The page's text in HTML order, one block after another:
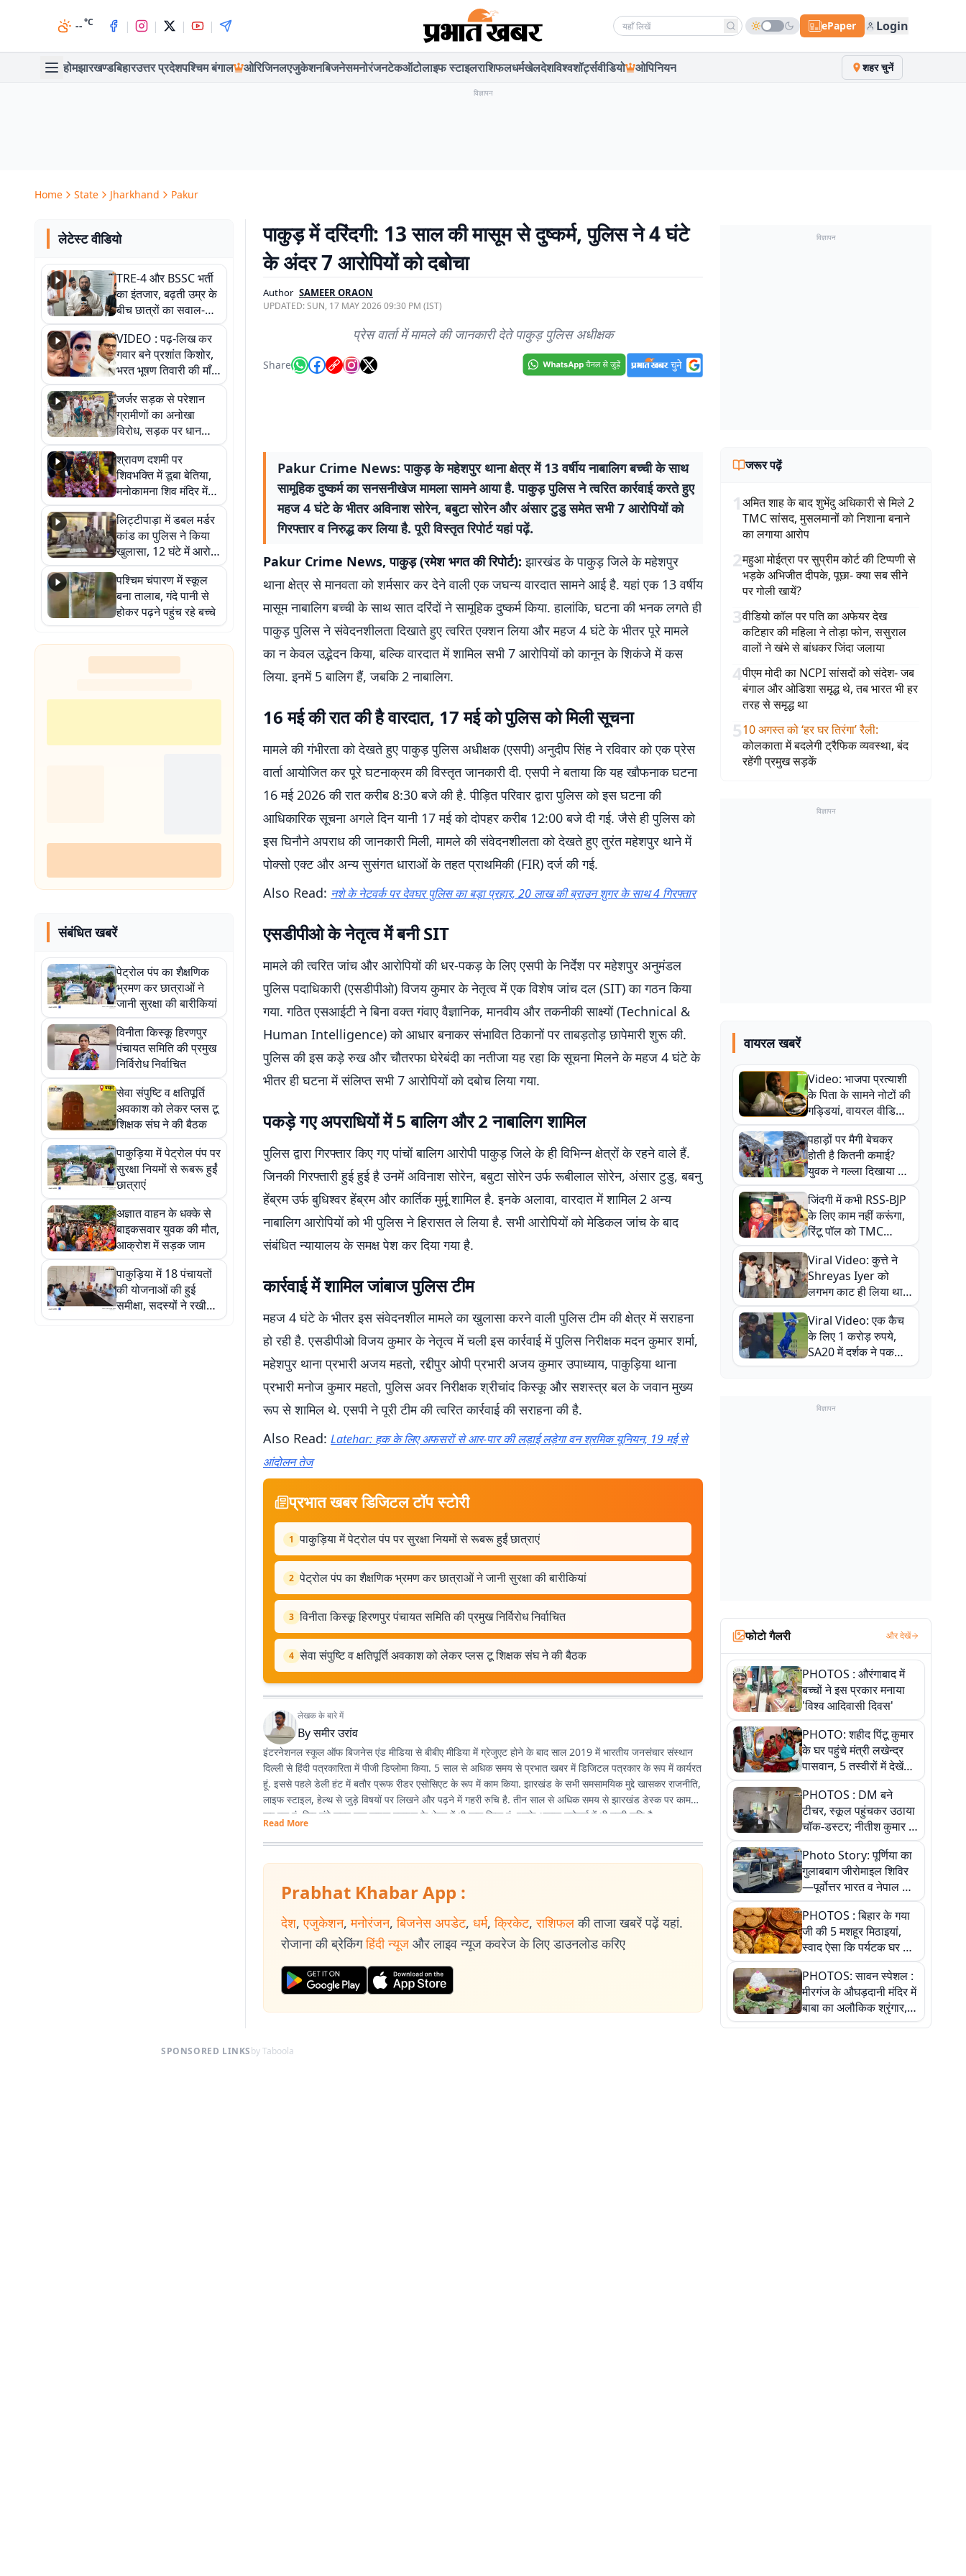
--°C | | | | Search news ePaper Login
होमझारखण्डबिहारउत्तर प्रदेशपश्चिम बंगाल ओरिजिनलएजुकेशनबिजनेसमनोरंजनटेकऑटोलाइफ स्टाइलराशिफलधर्मखेलदेशविश्वशॉर्ट्सवीडियो ओपिनियन शहर चुनें
विज्ञापन
Home State Jharkhand Pakur
लेटेस्ट वीडियो
TRE-4 और BSSC भर्ती
का इंतजार, बढ़ती उम्र के
बीच छात्रों का सवाल-
आखिर कब आएगी बहाली?
देखें वीडियो
VIDEO : पढ़-लिख कर
गवार बने प्रशांत किशोर,
भरत भूषण तिवारी की माँ ने
कहा नहीं थी उम्मीद, बेटा
था तो किसी को बोलने की
नहीं थी हिम्मत
जर्जर सड़क से परेशान
ग्रामीणों का अनोखा
विरोध, सड़क पर धान
रोपकर और खाद डालकर
जताया आक्रोश
श्रावण दशमी पर
शिवभक्ति में डूबा बेतिया,
मनोकामना शिव मंदिर में
हुआ भव्य श्रृंगार
लिट्टीपाड़ा में डबल मर्डर
कांड का पुलिस ने किया
खुलासा, 12 घंटे में आरोपी
गिरफ्तार
पश्चिम चंपारण में स्कूल
बना तालाब, गंदे पानी से
होकर पढ़ने पहुंच रहे बच्चे
संबंधित खबरें
पेट्रोल पंप का शैक्षणिक
भ्रमण कर छात्राओं ने
जानी सुरक्षा की बारीकियां
विनीता किस्कू हिरणपुर
पंचायत समिति की प्रमुख
निर्विरोध निर्वाचित
सेवा संपुष्टि व क्षतिपूर्ति
अवकाश को लेकर प्लस टू
शिक्षक संघ ने की बैठक
पाकुड़िया में पेट्रोल पंप पर
सुरक्षा नियमों से रूबरू हुईं
छात्राएं
अज्ञात वाहन के धक्के से
बाइकसवार युवक की मौत,
आक्रोश में सड़क जाम
पाकुड़िया में 18 पंचायतों
की योजनाओं की हुई
समीक्षा, सदस्यों ने रखी
क्षेत्र की समस्याएं
पाकुड़ में दरिंदगी: 13 साल की मासूम से दुष्कर्म, पुलिस ने 4 घंटे
के अंदर 7 आरोपियों को दबोचा
Author SAMEER ORAON
UPDATED:SUN, 17 MAY 2026 09:30 PM (IST)
प्रेस वार्ता में मामले की जानकारी देते पाकुड़ पुलिस अधीक्षक
Share
Pakur Crime News: पाकुड़ के महेशपुर थाना क्षेत्र में 13 वर्षीय नाबालिग बच्ची के साथ
सामूहिक दुष्कर्म का सनसनीखेज मामला सामने आया है. पाकुड़ पुलिस ने त्वरित कार्रवाई करते हुए
महज 4 घंटे के भीतर अविनाश सोरेन, बबुटा सोरेन और अंसार टुडु समेत सभी 7 आरोपियों को
गिरफ्तार व निरुद्ध कर लिया है. पूरी विस्तृत रिपोर्ट यहां पढ़ें.
Pakur Crime News, पाकुड़ (रमेश भगत की रिपोर्ट): झारखंड के पाकुड़ जिले के महेशपुर
थाना क्षेत्र से मानवता को शर्मसार कर देने वाली एक जघन्य वारदात सामने आई है. यहां एक 13 वर्षीय
मासूम नाबालिग बच्ची के साथ सात दरिंदों ने सामूहिक दुष्कर्म किया. हालांकि, घटना की भनक लगते ही
पाकुड़ पुलिस ने संवेदनशीलता दिखाते हुए त्वरित एक्शन लिया और महज 4 घंटे के भीतर पूरे मामले
का न केवल उद्भेदन किया, बल्कि वारदात में शामिल सभी 7 आरोपियों को कानून के शिकंजे में कस
लिया. इनमें 5 बालिग हैं, जबकि 2 नाबालिग.
16 मई की रात की है वारदात, 17 मई को पुलिस को मिली सूचना
मामले की गंभीरता को देखते हुए पाकुड़ पुलिस अधीक्षक (एसपी) अनुदीप सिंह ने रविवार को एक प्रेस
वार्ता आयोजित कर पूरे घटनाक्रम की विस्तृत जानकारी दी. एसपी ने बताया कि यह खौफनाक घटना
16 मई 2026 की रात करीब 8:30 बजे की है. पीड़ित परिवार द्वारा पुलिस को इस घटना की
आधिकारिक सूचना अगले दिन यानी 17 मई को दोपहर करीब 12:00 बजे दी गई. जैसे ही पुलिस को
इस घिनौने अपराध की जानकारी मिली, मामले की संवेदनशीलता को देखते हुए तुरंत महेशपुर थाने में
पोक्सो एक्ट और अन्य सुसंगत धाराओं के तहत प्राथमिकी (FIR) दर्ज की गई.
Also Read: नशे के नेटवर्क पर देवघर पुलिस का बड़ा प्रहार, 20 लाख की ब्राउन शुगर के साथ 4 गिरफ्तार
एसडीपीओ के नेतृत्व में बनी SIT
मामले की त्वरित जांच और आरोपियों की धर-पकड़ के लिए एसपी के निर्देश पर महेशपुर अनुमंडल
पुलिस पदाधिकारी (एसडीपीओ) विजय कुमार के नेतृत्व में एक विशेष जांच दल (SIT) का गठन किया
गया. गठित एसआईटी ने बिना वक्त गंवाए वैज्ञानिक, मानवीय और तकनीकी साक्ष्यों (Technical &
Human Intelligence) को आधार बनाकर संभावित ठिकानों पर ताबड़तोड़ छापेमारी शुरू की.
पुलिस की इस कड़े रुख और चौतरफा घेरेबंदी का नतीजा यह रहा कि सूचना मिलने के महज 4 घंटे के
भीतर ही घटना में संलिप्त सभी 7 आरोपियों को दबोच लिया गया.
पकड़े गए अपराधियों में 5 बालिग और 2 नाबालिग शामिल
पुलिस द्वारा गिरफ्तार किए गए पांचों बालिग आरोपी पाकुड़ जिले के ही विभिन्न क्षेत्रों के रहने वाले हैं.
जिनकी गिरफ्तारी हुई हुई है उनमें अविनाश सोरेन, बबुटा सोरेन उर्फ रूबीलाल सोरेन, अंसार टुडु, बबनु
हेंब्रम उर्फ बुधिश्वर हेंब्रम और कार्तिक मुर्मू शामिल है. इनके अलावा, वारदात में शामिल 2 अन्य
नाबालिग आरोपियों को भी पुलिस ने हिरासत ले लिया है. सभी आरोपियों को मेडिकल जांच के बाद
संबंधित न्यायालय के समक्ष पेश कर दिया गया है.
कार्रवाई में शामिल जांबाज पुलिस टीम
महज 4 घंटे के भीतर इस संवेदनशील मामले का खुलासा करने वाली पुलिस टीम की क्षेत्र में सराहना
हो रही है. एसडीपीओ विजय कुमार के नेतृत्व में चली इस कार्रवाई में पुलिस निरीक्षक मदन कुमार शर्मा,
महेशपुर थाना प्रभारी अजय महतो, रद्दीपुर ओपी प्रभारी अजय कुमार उपाध्याय, पाकुड़िया थाना
प्रभारी मनोज कुमार महतो, पुलिस अवर निरीक्षक श्रीचांद किस्कू और सशस्त्र बल के जवान मुख्य
रूप से शामिल थे. एसपी ने पूरी टीम की त्वरित कार्रवाई की सराहना की है.
Also Read: Latehar: हक के लिए अफसरों से आर-पार की लड़ाई लड़ेगा वन श्रमिक यूनियन, 19 मई से
आंदोलन तेज
प्रभात खबर डिजिटल टॉप स्टोरी
1 पाकुड़िया में पेट्रोल पंप पर सुरक्षा नियमों से रूबरू हुईं छात्राएं
2 पेट्रोल पंप का शैक्षणिक भ्रमण कर छात्राओं ने जानी सुरक्षा की बारीकियां
3 विनीता किस्कू हिरणपुर पंचायत समिति की प्रमुख निर्विरोध निर्वाचित
4 सेवा संपुष्टि व क्षतिपूर्ति अवकाश को लेकर प्लस टू शिक्षक संघ ने की बैठक
लेखक के बारे में
Byसमीर उरांव
इंटरनेशनल स्कूल ऑफ बिजनेस एंड मीडिया से बीबीए मीडिया में ग्रेजुएट होने के बाद साल 2019 में भारतीय जनसंचार संस्थान
दिल्ली से हिंदी पत्रकारिता में पीजी डिप्लोमा किया. 5 साल से अधिक समय से प्रभात खबर में डिजिटल पत्रकार के रूप में कार्यरत
हूं. इससे पहले डेली हंट में बतौर प्रूफ रीडर एसोसिएट के रूप में काम किया. झारखंड के सभी समसामयिक मुद्दे खासकर राजनीति,
लाइफ स्टाइल, हेल्थ से जुड़े विषयों पर लिखने और पढ़ने में गहरी रुचि है. तीन साल से अधिक समय से झारखंड डेस्क पर काम
कर रहा हूं. फिर लंबे समय तक लाइफ स्टाइल के क्षेत्र में भी काम किया हूं. इसके अलावा स्पोर्ट्स में भी गहरी रुचि है.
Read More
Prabhat Khabar App :
देश, एजुकेशन, मनोरंजन, बिजनेस अपडेट, धर्म, क्रिकेट, राशिफल की ताजा खबरें पढ़ें यहां.
रोजाना की ब्रेकिंग हिंदी न्यूज और लाइव न्यूज कवरेज के लिए डाउनलोड करिए
विज्ञापन
जरूर पढ़ें
1अमित शाह के बाद शुभेंदु अधिकारी से मिले 2
TMC सांसद, मुसलमानों को निशाना बनाने
का लगाया आरोप
2महुआ मोईत्रा पर सुप्रीम कोर्ट की टिप्पणी से
भड़के अभिजीत दीपके, पूछा- क्या सब सीने
पर गोली खायें?
3वीडियो कॉल पर पति का अफेयर देख
कटिहार की महिला ने तोड़ा फोन, ससुराल
वालों ने खंभे से बांधकर जिंदा जलाया
4पीएम मोदी का NCPI सांसदों को संदेश- जब
बंगाल और ओडिशा समृद्ध थे, तब भारत भी हर
तरह से समृद्ध था
510 अगस्त को ‘हर घर तिरंगा’ रैली:
कोलकाता में बदलेगी ट्रैफिक व्यवस्था, बंद
रहेंगी प्रमुख सड़कें
विज्ञापन
वायरल खबरें
Video: भाजपा प्रत्याशी
के पिता के सामने नोटों की
गड्डियां, वायरल वीडियो
से राजनीति में उबाल,
अजित महतो बोले- TMC
की गंदी चाल
पहाड़ों पर मैगी बेचकर
होती है कितनी कमाई?
युवक ने गल्ला दिखाया तो
नौकरी वालों के खड़े हो गए
कान
जिंदगी में कभी RSS-BJP
के लिए काम नहीं करूंगा,
रिंटू पॉल को TMC
ऑफिस में ले जाकर पीटा,
Video वायरल
Viral Video: कुत्ते ने
Shreyas Iyer को
लगभग काट ही लिया था,
न्यूजीलैंड सीरीज से पहले
बाल-बाल बचे
Viral Video: एक कैच
के लिए 1 करोड़ रुपये,
SA20 में दर्शक ने पकड़ा
एक हाथ से गजब का कैच
विज्ञापन
फोटो गैलरी और देखें
PHOTOS : औरंगाबाद में
बच्चों ने इस प्रकार मनाया
'विश्व आदिवासी दिवस'
PHOTO: शहीद पिंटू कुमार
के घर पहुंचे मंत्री लखेन्द्र
पासवान, 5 तस्वीरों में देखें
उस भावुक पल की पूरी
कहानी
PHOTOS : DM बने
टीचर, स्कूल पहुंचकर उठाया
चॉक-डस्टर; नीतीश कुमार के
इस चहेते अधिकारी को
जानिए
Photo Story: पूर्णिया का
गुलाबबाग जीरोमाइल शिविर
—पूर्वोत्तर भारत व नेपाल के
कांवरियों का प्रमुख सेवा धाम
PHOTOS : बिहार के गया
जी की 5 मशहूर मिठाइयां,
स्वाद ऐसा कि पर्यटक घर ले
जाना नहीं भूलते, तस्वीरों में
देखें
PHOTOS: सावन स्पेशल :
मीरगंज के औघड़दानी मंदिर में
बाबा का अलौकिक श्रृंगार,
तस्वीरों में देखें महादेव के कई
SPONSORED LINKSby Taboola